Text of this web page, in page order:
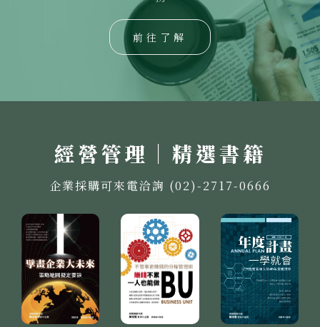
前往了解
經營管理｜精選書籍
企業採購可來電洽詢 (02)-2717-0666